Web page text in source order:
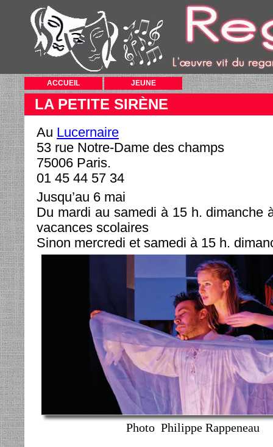
ACCUEIL JEUNE
LA PETITE SIRÈNE
Au Lucernaire
53 rue Notre-Dame des champs
75006 Paris.
01 45 44 57 34
Jusqu’au 6 mai
Du mardi au samedi à 15 h. dimanche
vacances scolaires
Sinon mercredi et samedi à 15 h.
Photo Philippe Rappeneau